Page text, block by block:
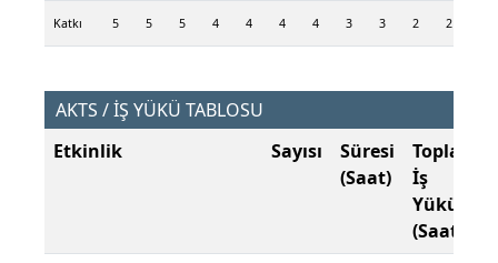
Katkı 5 5 5 4 4 4 4 3 3 2 2
AKTS / İŞ YÜKÜ TABLOSU
Etkinlik
Sayısı
Süresi
(Saat)
Toplam
İş
Yükü
(Saat)